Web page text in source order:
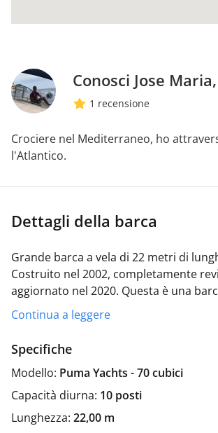
Conosci Jose
1 recensione
Crociere nel Mediterraneo, ho
l'Atlantico.
Dettagli della barca
Grande barca a vela di 22 metri di
Costruito nel 2002, completamente
aggiornato nel 2020. Questa è una
crociera/regata unica, veloce e
prestazioni elevate senza rinunciare al
prendisole, spaziosi pozzetti con
grande piattaforma da bagno. La barca
anche di aria condizionata.All'interno,
cabine doppie, 2 letti a castello singoli
matrimoniale. Ci sono 3 bagni completi.
Continua a leggere
Specifiche
Modello: Puma Yachts - 70 cubici
Capacità diurna: 10 posti
Lunghezza: 22,00 m